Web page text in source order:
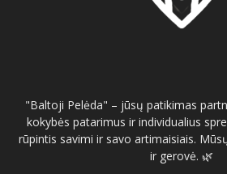
"Baltoji Pelėda" – jūsų patikimas
kokybės patarimus ir individualius
rūpintis savimi ir savo artimaisiais.
ir gerovė. 🌿